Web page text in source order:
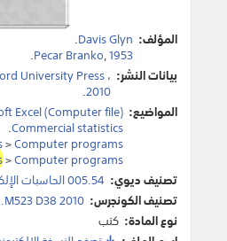
المؤلف: Davis Glyn
.
Pecar Branko,1953
.
بيانات النشر: University Press،
2010
.
المواضيع: Excel (Computer file)
Commercial statistics
.
>Computer programs
>Computer programs
تصنيف ديوي: 005.54 الحاسبات الإلكترونية.
تصنيف الكونجرس: D38 2010
نوع المادة: كتب